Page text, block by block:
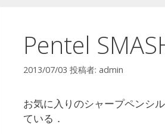
Pentel
2013/07/03 投稿者: admin
お気に入りのシャープペンシ
ている．